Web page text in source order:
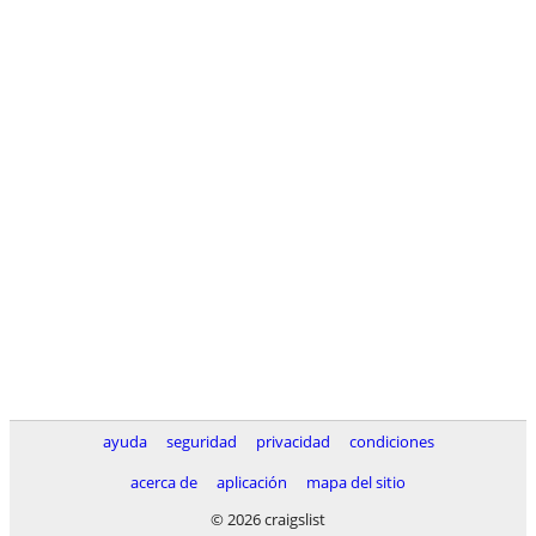
ayuda seguridad privacidad
condiciones
acerca de
aplicación
mapa del sitio
© 2026 craigslist